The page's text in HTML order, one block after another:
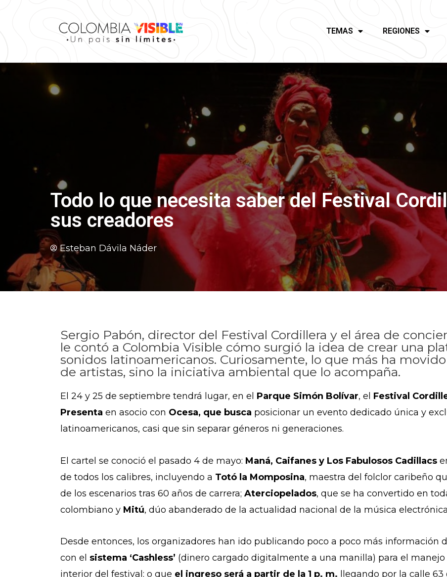
TEMAS REGIONES
Todo lo que necesita saber del Festival
sus creadores
Esteban Dávila Náder
Sergio Pabón, director del Festival Cordillera y el área de
le contó a Colombia Visible cómo surgió la idea de crear una
sonidos latinoamericanos. Curiosamente, lo que más ha
de artistas, sino la iniciativa ambiental que lo acompaña.
El 24 y 25 de septiembre tendrá lugar, en el Parque Simón Bolívar, el Festival
Presenta en asocio con Ocesa, que busca posicionar un evento dedicado única y
latinoamericanos, casi que sin separar géneros ni generaciones.
El cartel se conoció el pasado 4 de mayo: Maná, Caifanes y Los Fabulosos Cadillacs
de todos los calibres, incluyendo a Totó la Momposina, maestra del folclor caribeño
de los escenarios tras 60 años de carrera; Aterciopelados, que se ha convertido en
colombiano y Mitú, dúo abanderado de la actualidad nacional de la música
Desde entonces, los organizadores han ido publicando poco a poco más información
con el sistema ‘Cashless’ (dinero cargado digitalmente a una manilla) para el manejo
interior del festival; o que el ingreso será a partir de la 1 p. m. llegando por la calle